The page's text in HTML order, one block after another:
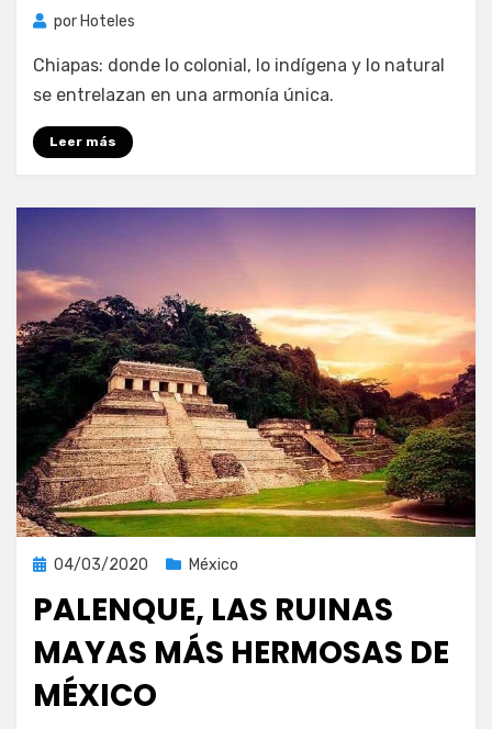
por Hoteles
Chiapas: donde lo colonial, lo indígena y lo natural
se entrelazan en una armonía única.
Leer más
Publicada
04/03/2020 México
PALENQUE, LAS RUINAS
MAYAS MÁS HERMOSAS DE
MÉXICO